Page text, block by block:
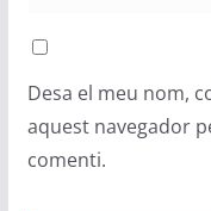
Desa el meu nom,
aquest navegador
comenti.